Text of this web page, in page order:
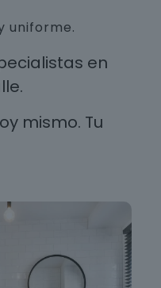
uniforme.
en
mismo. Tu